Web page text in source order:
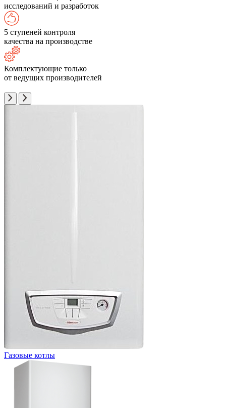
исследований и разработок
5 ступеней контроля
качества на производстве
Комплектующие только
от ведущих производителей
Газовые котлы